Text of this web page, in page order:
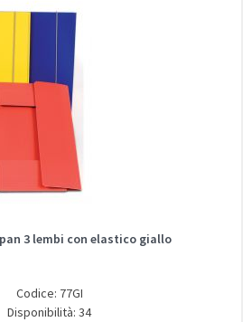
3 lembi con elastico giallo
Codice: 77GI
Disponibilità: 34